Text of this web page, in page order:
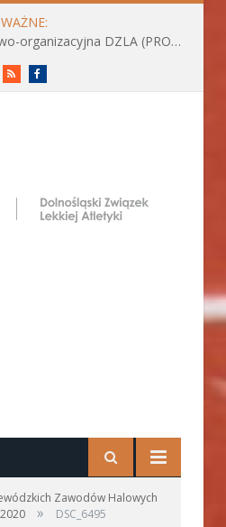
WAŻNE:
Konferencja szkoleniowo-organizacyjna DZLA (PROGRAM już do pobrania)
RSS
Zawodów Halowych
» DSC_6495